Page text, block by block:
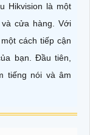
Hikvision là một
cửa hàng. Với
cách tiếp cận
bạn. Đầu tiên,
tiếng nói và âm